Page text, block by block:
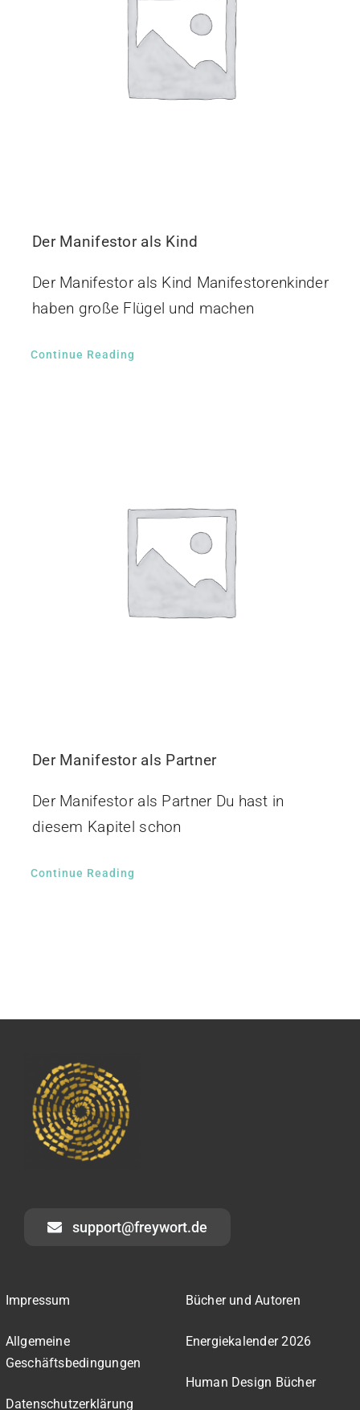
Der Manifestor als Kind
Der Manifestor als Kind Manifestorenkinder
haben große Flügel und machen
Continue Reading
Der Manifestor als Partner
Der Manifestor als Partner Du hast in
diesem Kapitel schon
Continue Reading
support@freywort.de
Impressum
Allgemeine
Geschäftsbedingungen
Datenschutzerklärung
Bücher und Autoren
Energiekalender 2026
Human Design Bücher